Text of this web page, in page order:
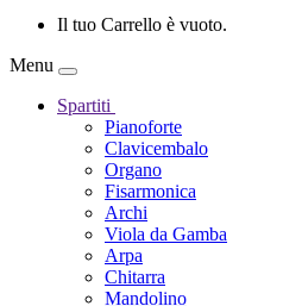
Il tuo Carrello è vuoto.
Menu
Spartiti
Pianoforte
Clavicembalo
Organo
Fisarmonica
Archi
Viola da Gamba
Arpa
Chitarra
Mandolino